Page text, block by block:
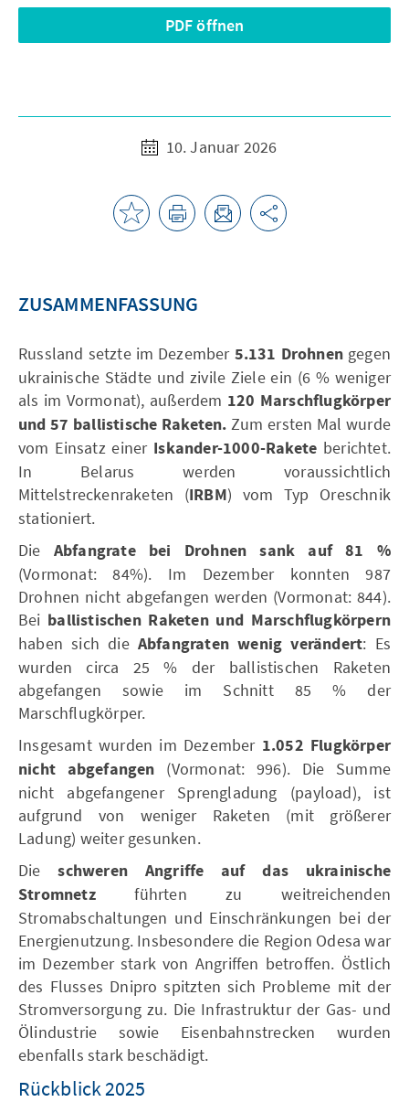
PDF öffnen
10. Januar 2026
ZUSAMMENFASSUNG
Russland setzte im Dezember 5.131 Drohnen gegen
ukrainische Städte und zivile Ziele ein (6 % weniger
als im Vormonat), außerdem 120 Marschflugkörper
und 57 ballistische Raketen. Zum ersten Mal wurde
vom Einsatz einerIskander-1000-Rakete berichtet.
In Belarus werden voraussichtlich
Mittelstreckenraketen (IRBM) vom Typ Oreschnik
stationiert.
Die Abfangrate bei Drohnen sank auf 81 %
(Vormonat: 84%). Im Dezember konnten 987
Drohnen nicht abgefangen werden (Vormonat: 844).
Bei ballistischen Raketen und Marschflugkörpern
haben sich dieAbfangraten wenig verändert: Es
wurden circa 25 % der ballistischen Raketen
abgefangen sowie im Schnitt 85 % der
Marschflugkörper.
Insgesamt wurden im Dezember1.052 Flugkörper
nicht abgefangen (Vormonat: 996). Die Summe
nicht abgefangener Sprengladung (payload), ist
aufgrund von weniger Raketen (mit größerer
Ladung) weiter gesunken.
Dieschweren Angriffe auf das ukrainische
Stromnetzführten zu weitreichenden
Stromabschaltungen und Einschränkungen bei der
Energienutzung. Insbesondere die Region Odesa war
im Dezember stark von Angriffen betroffen. Östlich
des Flusses Dnipro spitzten sich Probleme mit der
Stromversorgung zu. Die Infrastruktur der Gas- und
Ölindustrie sowie Eisenbahnstrecken wurden
ebenfalls stark beschädigt.
Rückblick 2025